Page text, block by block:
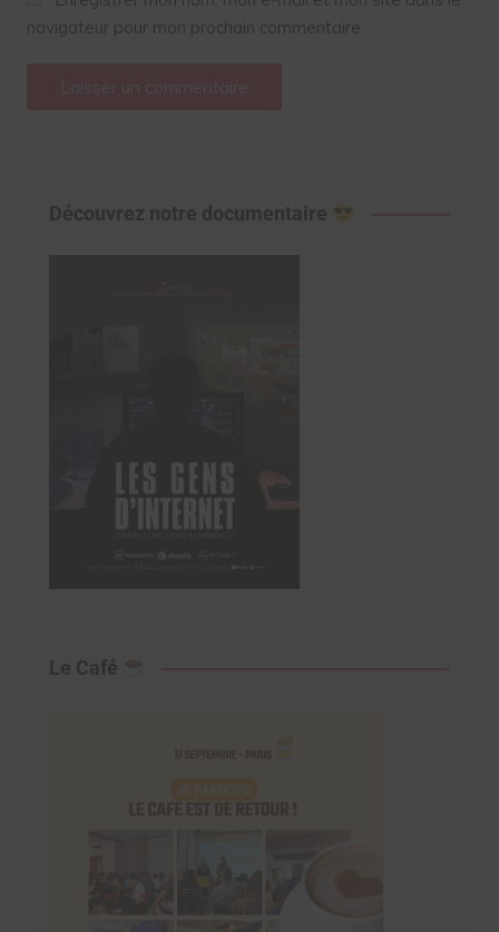
navigateur pour mon prochain commentaire.
Découvrez notre documentaire
Le Café